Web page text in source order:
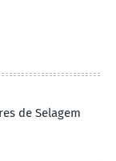
de Selagem